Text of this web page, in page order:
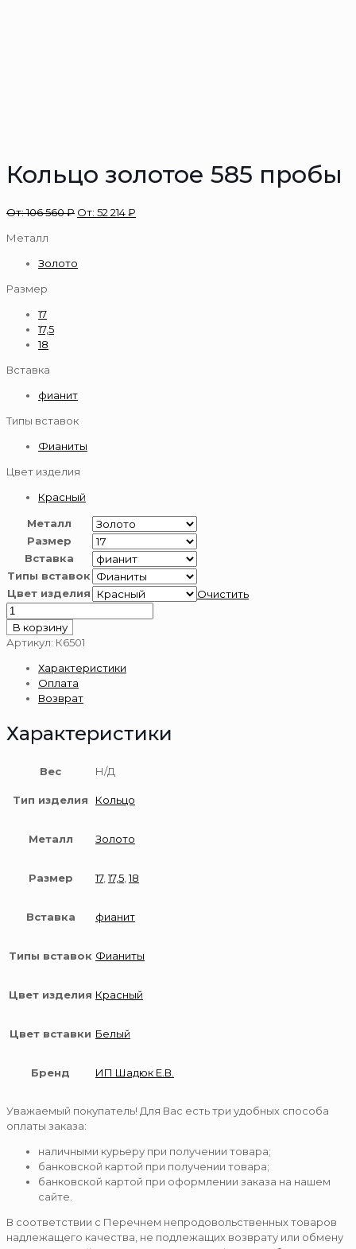
Кольцо золотое 585 пробы
От:106 560₽ От: 52 214₽
Металл
Золото
Размер
17
17,5
18
Вставка
фианит
Типы вставок
Фианиты
Цвет изделия
Красный
Металл
Размер
Вставка
Типы вставок
Цвет изделия
Очистить
Количество
товара
Кольцо
пробы
В корзину
Артикул: К6501
Характеристики
Оплата
Возврат
Характеристики
Вес Н/Д
Тип изделия Кольцо
Металл Золото
Размер 17,17,5 ,18
Вставка фианит
Типы вставок Фианиты
Цвет изделия Красный
Цвет вставки Белый
Бренд ИП Шадюк Е.В.
Уважаемый покупатель! Для Вас есть три удобных способа
оплаты заказа:
наличными курьеру при получении товара;
банковской картой при получении товара;
банковской картой при оформлении заказа на нашем
сайте.
В соответствии с Перечнем непродовольственных товаров
надлежащего качества, не подлежащих возврату или обмену